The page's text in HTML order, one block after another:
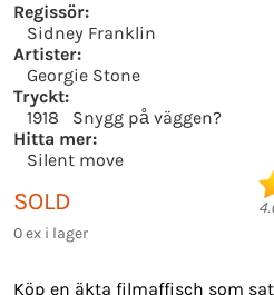
Regissör:
Sidney Franklin
Artister:
Georgie Stone
Tryckt:
1918
Snygg på väggen?
Hitta mer:
Silent move
SOLD
0 ex i lager
Köp en äkta filmaffisch som